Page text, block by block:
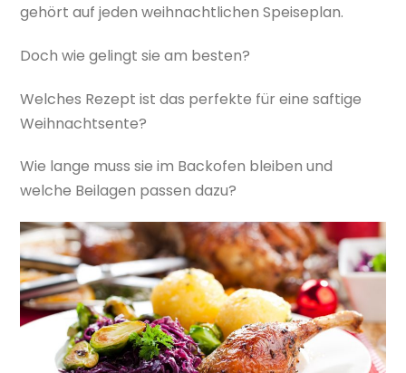
gehört auf jeden weihnachtlichen Speiseplan.
Doch wie gelingt sie am besten?
Welches Rezept ist das perfekte für eine saftige
Weihnachtsente?
Wie lange muss sie im Backofen bleiben und
welche Beilagen passen dazu?